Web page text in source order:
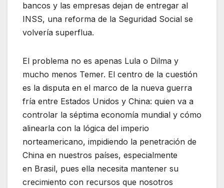
bancos y las empresas dejan de entregar al
INSS, una reforma de la Seguridad Social se
volvería superflua.
El problema no es apenas Lula o Dilma y
mucho menos Temer. El centro de la cuestión
es la disputa en el marco de la nueva guerra
fría entre Estados Unidos y China: quien va a
controlar la séptima economía mundial y cómo
alinearla con la lógica del imperio
norteamericano, impidiendo la penetración de
China en nuestros países, especialmente
en Brasil, pues ella necesita mantener su
crecimiento con recursos que nosotros